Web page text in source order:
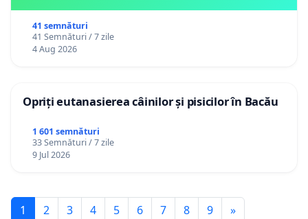
41 semnături
41 Semnături / 7 zile
4 Aug 2026
Opriți eutanasierea câinilor și pisicilor în Bacău
1 601 semnături
33 Semnături / 7 zile
9 Jul 2026
1 2 3 4 5 6 7 8 9 »